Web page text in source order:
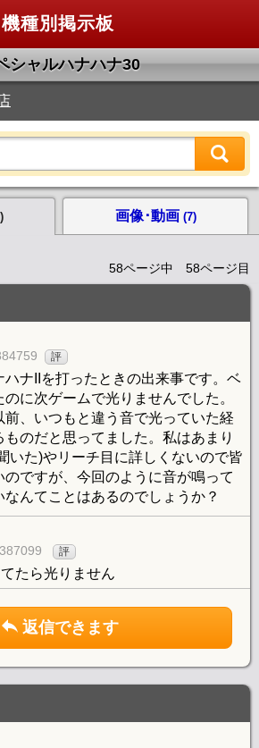
機種別掲示板
シャルハナハナ30
画像･動画 (7)
58ページ中 58ページ目
評
ナIIを打ったときの出来事です。ベ
に次ゲームで光りませんでした。
前、いつもと違う音で光っていた経
のだと思ってました。私はあまり
いた)やリーチ目に詳しくないので皆
のですが、今回のように音が鳴って
なんてことはあるのでしょうか？
評
たら光りません
返信できます